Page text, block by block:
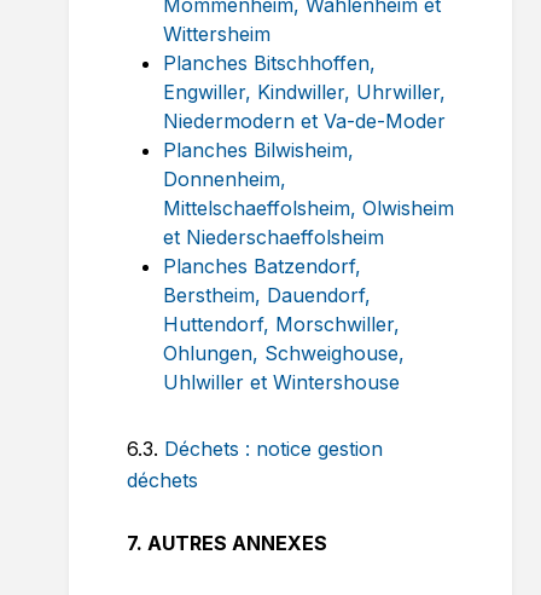
Mommenheim, Wahlenheim et
Wittersheim
Planches Bitschhoffen,
Engwiller, Kindwiller, Uhrwiller,
Niedermodern et Va-de-Moder
Planches Bilwisheim,
Donnenheim,
Mittelschaeffolsheim, Olwisheim
et Niederschaeffolsheim
Planches Batzendorf,
Berstheim, Dauendorf,
Huttendorf, Morschwiller,
Ohlungen, Schweighouse,
Uhlwiller et Wintershouse
6.3. Déchets : notice gestion
déchets
7. AUTRES ANNEXES